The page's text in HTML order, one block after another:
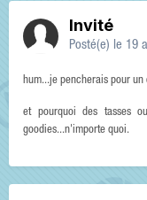
Invité
Posté(e) le 19
hum...je pencherais pour
et pourquoi des tasses
goodies...n'importe quoi.